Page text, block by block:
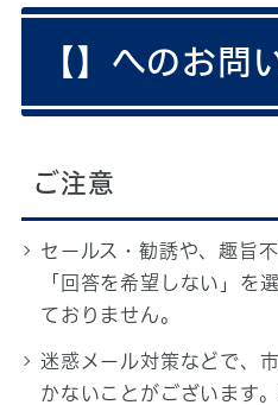
【】へのお問
ご注意
セールス・勧誘や、趣旨
「回答を希望しない」を
ておりません。
迷惑メール対策などで、
かないことがございます